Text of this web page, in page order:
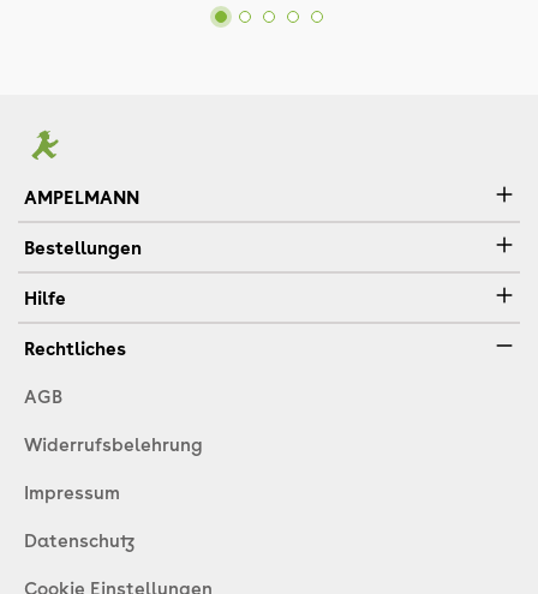
AMPELMANN
Bestellungen
Hilfe
Rechtliches
AGB
Widerrufsbelehrung
Impressum
Datenschutz
Cookie Einstellungen